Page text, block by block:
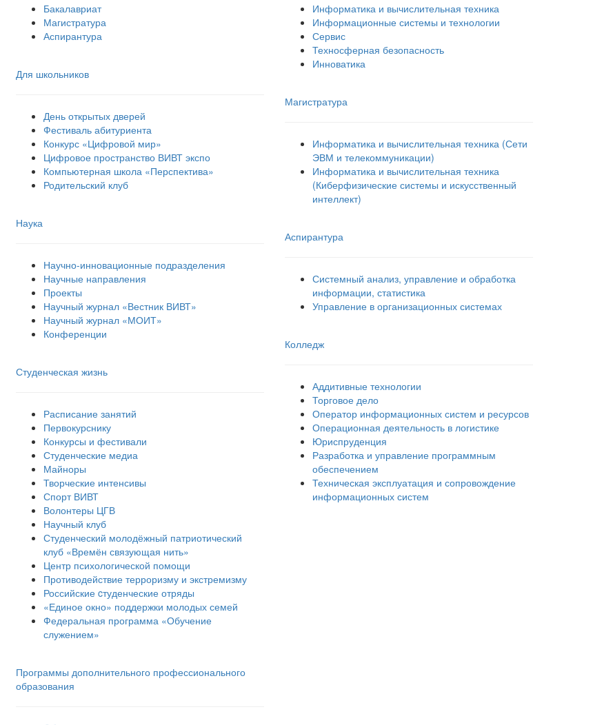
Бакалавриат
Магистратура
Аспирантура
Для школьников
День открытых дверей
Фестиваль абитуриента
Конкурс «Цифровой мир»
Цифровое пространство ВИВТ экспо
Компьютерная школа «Перспектива»
Родительский клуб
Наука
Научно-инновационные подразделения
Научные направления
Проекты
Научный журнал «Вестник ВИВТ»
Научный журнал «МОИТ»
Конференции
Студенческая жизнь
Расписание занятий
Первокурснику
Конкурсы и фестивали
Студенческие медиа
Майноры
Творческие интенсивы
Спорт ВИВТ
Волонтеры ЦГВ
Научный клуб
Студенческий молодёжный патриотический
клуб «Времён связующая нить»
Центр психологической помощи
Противодействие терроризму и экстремизму
Российские cтуденческие отряды
«Единое окно» поддержки молодых семей
Федеральная программа «Обучение
служением»
Программы дополнительного профессионального
образования
Информатика и вычислительная техника
Информационные системы и технологии
Сервис
Техносферная безопасность
Инноватика
Магистратура
Информатика и вычислительная техника (Сети
ЭВМ и телекоммуникации)
Информатика и вычислительная техника
(Киберфизические системы и искусственный
интеллект)
Аспирантура
Системный анализ, управление и обработка
информации, статистика
Управление в организационных системах
Колледж
Аддитивные технологии
Торговое дело
Оператор информационных систем и ресурсов
Операционная деятельность в логистике
Юриспруденция
Разработка и управление программным
обеспечением
Техническая эксплуатация и сопровождение
информационных систем